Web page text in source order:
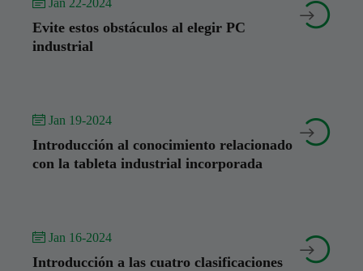
Evite estos obstáculos al elegir PC
industrial


 Jan 19-2024
Introducción al conocimiento relacionado
con la tableta industrial incorporada


 Jan 16-2024
Introducción a las cuatro clasificaciones

